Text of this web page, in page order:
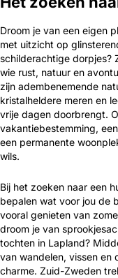
Droom je van een eigen
met uitzicht op
schilderachtige dorpjes?
wie rust, natuur en
zijn adembenemende
kristalheldere meren en
vrije dagen doorbrengt.
vakantiebestemming,
een permanente
wils.
Bij het zoeken naar een
bepalen wat voor jou de
vooral genieten van
droom je van
tochten in Lapland?
van wandelen, vissen en
charme. Zuid-Zweden